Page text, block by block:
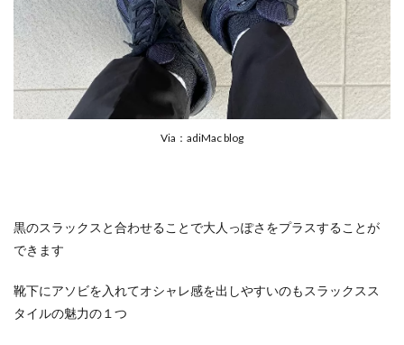
Via：adiMac blog
黒のスラックスと合わせることで大人っぽさをプラスすることが
できます
靴下にアソビを入れてオシャレ感を出しやすいのもスラックスス
タイルの魅力の１つ